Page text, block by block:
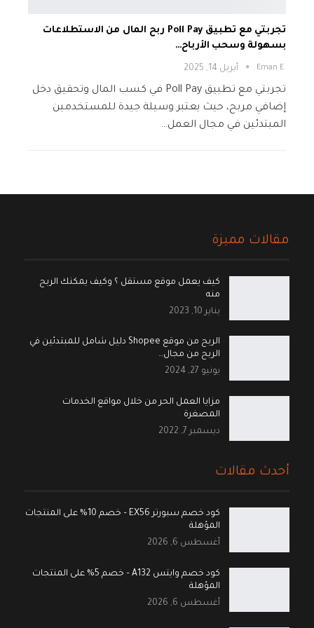
تجربتي مع تطبيق Poll Pay ربح المال من الاستطلاعات
بسهولة وسحب الأرباح…
.Eman E أبريل 14, 2025
تجربتي مع تطبيق Poll Pay في كسب المال وتحقيق دخل
إضافي مربح، حيث يعتبر وسيلة جيدة للمستخدمين
المبتدئين في مجال العمل…
مقالات مميزة
كيف يعمل موقع مستقل ؟ وكيف يمكنك الربح
منه
يناير 10, 2023
الربح من موقع Shopee دليل شامل للمبتدئين في
الربح من مجال…
يونيو 27, 2024
مزايا العمل الحر من خلال مواقع الخدمات
المصغرة
ديسمبر 7, 2022
أحدث مقالات
كود خصم سبورتر EX56 – خصم 10% على المنتجات
المؤهلة
أغسطس 6, 2026
كود خصم وايتس A132 – خصم 5% على المنتجات
المؤهلة
أغسطس 6, 2026